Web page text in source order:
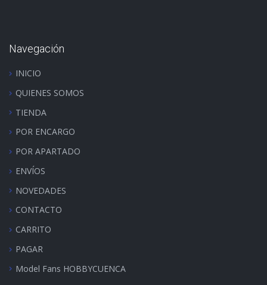
Navegación
INICIO
QUIENES SOMOS
TIENDA
POR ENCARGO
POR APARTADO
ENVÍOS
NOVEDADES
CONTACTO
CARRITO
PAGAR
Model Fans HOBBYCUENCA